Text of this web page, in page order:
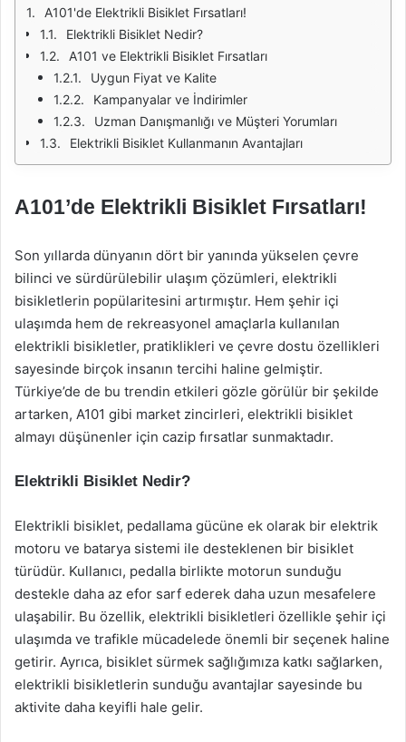
A101'de Elektrikli Bisiklet Fırsatları!
Elektrikli Bisiklet Nedir?
A101 ve Elektrikli Bisiklet Fırsatları
Uygun Fiyat ve Kalite
Kampanyalar ve İndirimler
Uzman Danışmanlığı ve Müşteri Yorumları
Elektrikli Bisiklet Kullanmanın Avantajları
A101’de Elektrikli Bisiklet Fırsatları!
Son yıllarda dünyanın dört bir yanında yükselen çevre
bilinci ve sürdürülebilir ulaşım çözümleri, elektrikli
bisikletlerin popülaritesini artırmıştır. Hem şehir içi
ulaşımda hem de rekreasyonel amaçlarla kullanılan
elektrikli bisikletler, pratiklikleri ve çevre dostu özellikleri
sayesinde birçok insanın tercihi haline gelmiştir.
Türkiye’de de bu trendin etkileri gözle görülür bir şekilde
artarken, A101 gibi market zincirleri, elektrikli bisiklet
almayı düşünenler için cazip fırsatlar sunmaktadır.
Elektrikli Bisiklet Nedir?
Elektrikli bisiklet, pedallama gücüne ek olarak bir elektrik
motoru ve batarya sistemi ile desteklenen bir bisiklet
türüdür. Kullanıcı, pedalla birlikte motorun sunduğu
destekle daha az efor sarf ederek daha uzun mesafelere
ulaşabilir. Bu özellik, elektrikli bisikletleri özellikle şehir içi
ulaşımda ve trafikle mücadelede önemli bir seçenek haline
getirir. Ayrıca, bisiklet sürmek sağlığımıza katkı sağlarken,
elektrikli bisikletlerin sunduğu avantajlar sayesinde bu
aktivite daha keyifli hale gelir.